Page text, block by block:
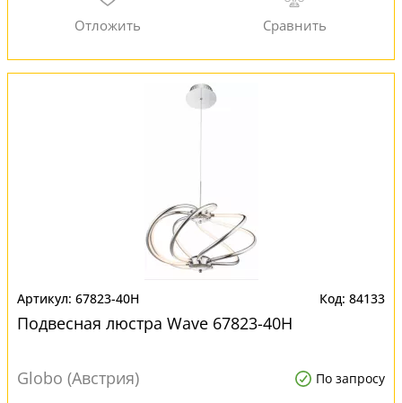
67823-40H 84133
Подвесная люстра Wave 67823-40H
Globo (Австрия) По запросу